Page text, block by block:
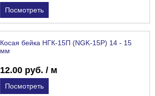
Посмотреть
Косая бейка НГК-15П (NGK-15P) 14 - 15
мм
12.00 руб. / м
Посмотреть